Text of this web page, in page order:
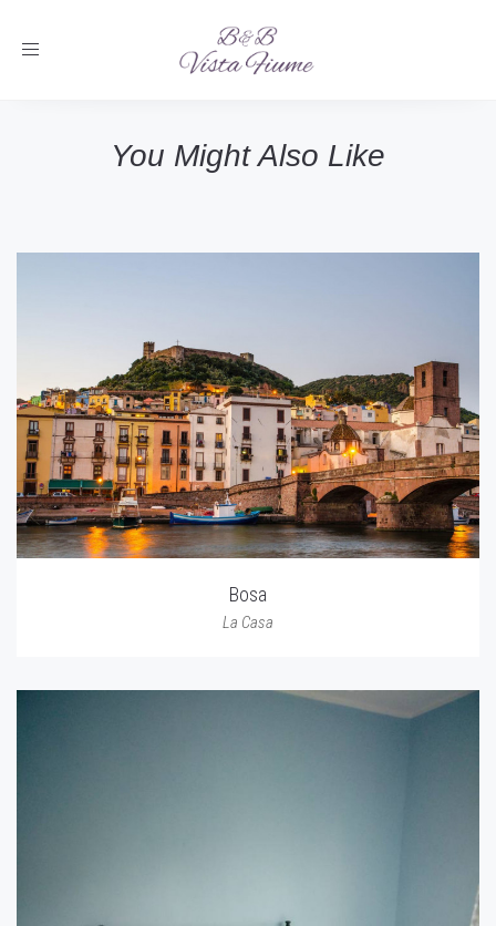
Toggle
You Might Also Like
Bosa
La Casa